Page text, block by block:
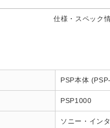
仕様・スペック
PSP本体
PSP1000
ソニー・イン